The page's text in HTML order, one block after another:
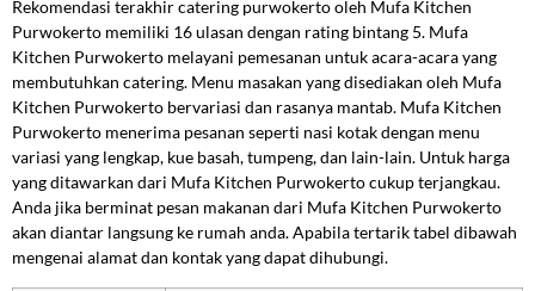
Rekomendasi terakhir catering purwokerto oleh Mufa Kitchen
Purwokerto memiliki 16 ulasan dengan rating bintang 5. Mufa
Kitchen Purwokerto melayani pemesanan untuk acara-acara yang
membutuhkan catering. Menu masakan yang disediakan oleh Mufa
Kitchen Purwokerto bervariasi dan rasanya mantab. Mufa Kitchen
Purwokerto menerima pesanan seperti nasi kotak dengan menu
variasi yang lengkap, kue basah, tumpeng, dan lain-lain. Untuk harga
yang ditawarkan dari Mufa Kitchen Purwokerto cukup terjangkau.
Anda jika berminat pesan makanan dari Mufa Kitchen Purwokerto
akan diantar langsung ke rumah anda. Apabila tertarik tabel dibawah
mengenai alamat dan kontak yang dapat dihubungi.